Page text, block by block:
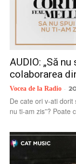
AUDIO: „Să
colaborarea
Vocea de la Radio -
De cate ori v-ati dorit
nu ti-am zis”? Poate